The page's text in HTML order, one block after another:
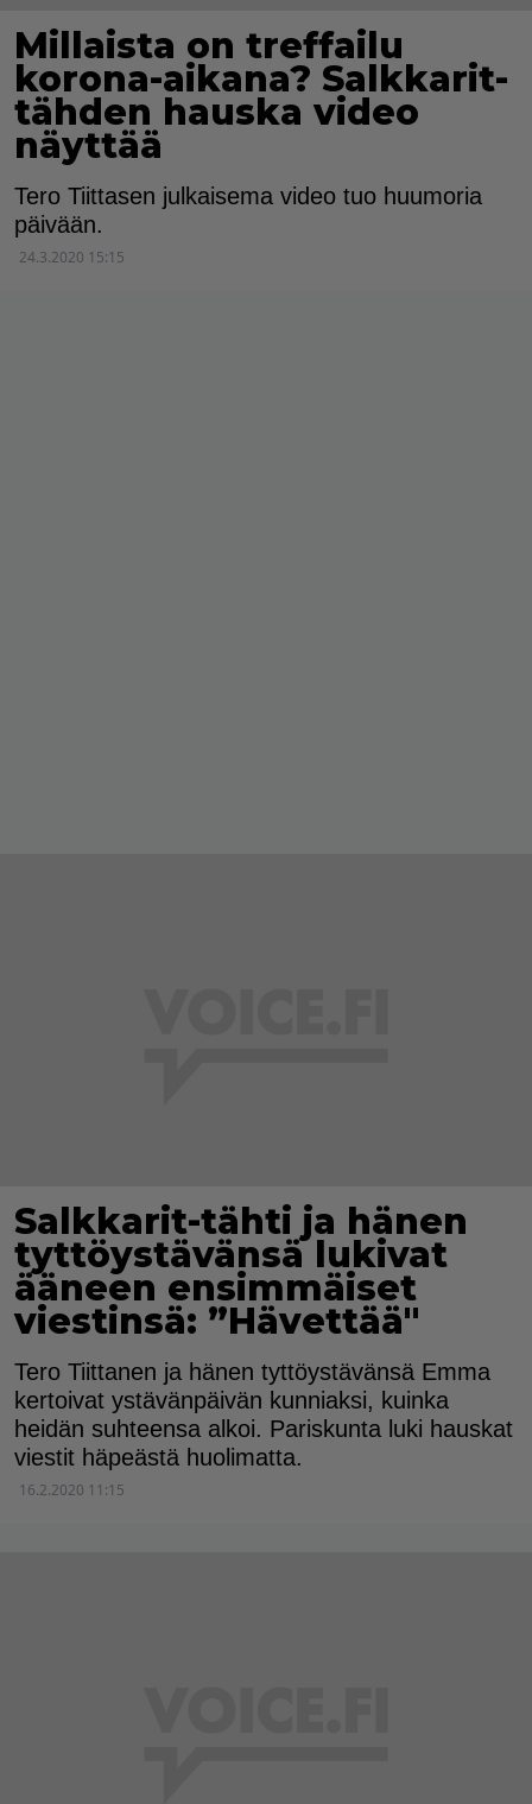
Millaista on treffailu
korona-aikana? Salkkarit-
tähden hauska video
näyttää
Tero Tiittasen julkaisema video tuo huumoria
päivään.
24.3.2020 15:15
Salkkarit-tähti ja hänen
tyttöystävänsä lukivat
ääneen ensimmäiset
viestinsä: ”Hävettää"
Tero Tiittanen ja hänen tyttöystävänsä Emma
kertoivat ystävänpäivän kunniaksi, kuinka
heidän suhteensa alkoi. Pariskunta luki hauskat
viestit häpeästä huolimatta.
16.2.2020 11:15